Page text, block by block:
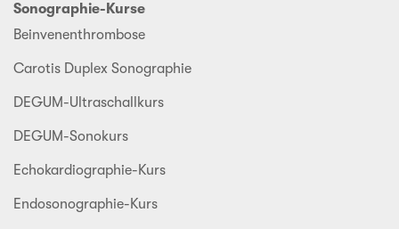
Sonographie-Kurse
Beinvenenthrombose
Carotis Duplex Sonographie
DEGUM-Ultraschallkurs
DEGUM-Sonokurs
Echokardiographie-Kurs
Endosonographie-Kurs